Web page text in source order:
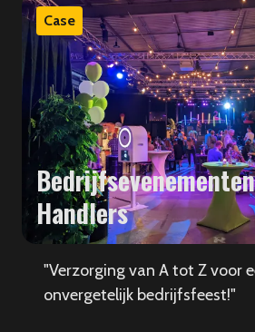
Case
Handlers
"Verzorging van A tot Z voor
onvergetelijk bedrijfsfeest!"